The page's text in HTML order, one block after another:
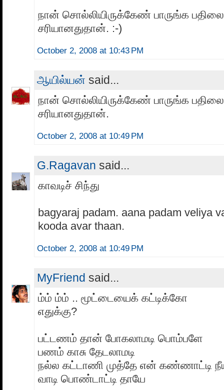
நான் சொல்லியிருக்கேண் பாருங்க
சரியானதுதான். :-)
October 2, 2008 at 10:43 PM
ஆயில்யன் said...
நான் சொல்லியிருக்கேண் பாருங்க
சரியானதுதான்.
October 2, 2008 at 10:49 PM
G.Ragavan said...
காவடிச் சிந்து
bagyaraj padam. aana padam veliya
kooda avar thaan.
October 2, 2008 at 10:49 PM
MyFriend said...
ம்ம் ம்ம் .. மூட்டையைக் கட்டிக்கோ
எதுக்கு?
பட்டணம் தான் போகலாமடி பொம்பளே
பணம் காசு தேடலாமடி
நல்ல கட்டாணி முத்தே என் கண்ணாட்டி
வாடி பொண்டாட்டி தாயே